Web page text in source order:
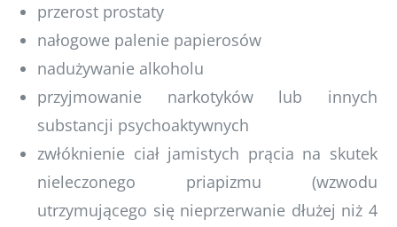
przerost prostaty
nałogowe palenie papierosów
nadużywanie alkoholu
przyjmowanie narkotyków lub innych
substancji psychoaktywnych
zwłóknienie ciał jamistych prącia na skutek
nieleczonego priapizmu (wzwodu
utrzymującego się nieprzerwanie dłużej niż 4